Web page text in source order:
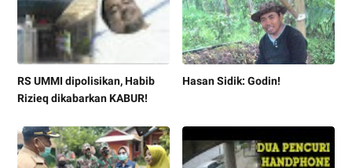
RS UMMI dipolisikan, Habib
Rizieq dikabarkan KABUR!
Hasan Sidik: Godin!